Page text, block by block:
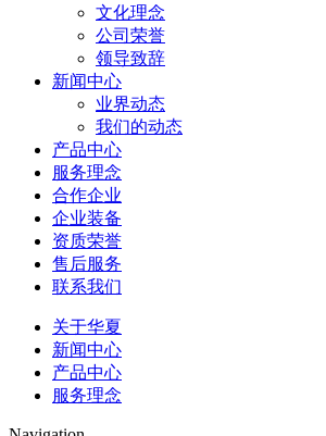
文化理念
公司荣誉
领导致辞
新闻中心
业界动态
我们的动态
产品中心
服务理念
合作企业
企业装备
资质荣誉
售后服务
联系我们
关于华夏
新闻中心
产品中心
服务理念